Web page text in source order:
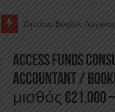
Ζητείται Υπάλληλος
Access Funds
Accountant /
μισθός €21.000